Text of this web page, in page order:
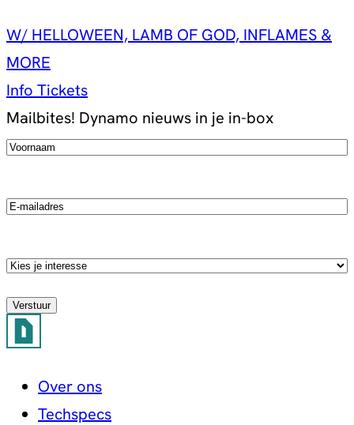
W/ HELLOWEEN, LAMB OF GOD, INFLAMES &
MORE
Info Tickets
Mailbites! Dynamo nieuws in je in-box
Voornaam(Vereist)
Email
Kies
stroming
Over ons
Techspecs